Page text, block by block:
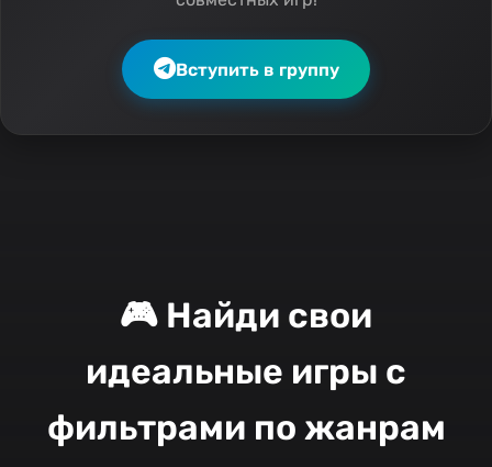
Вступить в группу
🎮 Найди свои
идеальные игры с
фильтрами по жанрам